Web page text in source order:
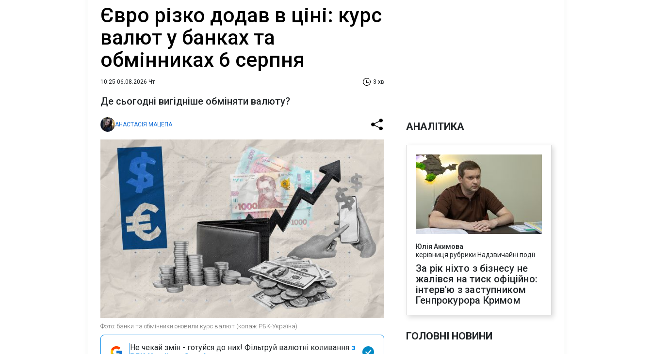
Євро різко додав в ціні: курс
валют у банках та
обмінниках 6 серпня
10:25 06.08.2026 Чт 3 хв
Де сьогодні вигідніше обміняти валюту?
АНАСТАСІЯ МАЦЕПА
Фото: банки та обмінники оновили курс валют (колаж РБК-Україна)
Не чекай змін - готуйся до них! Фільтруй валютні коливання з
АНАЛІТИКА
Юлія Акимова
керівниця рубрики Надзвичайні події
За рік ніхто з бізнесу не
жалівся на тиск офіційно:
інтерв'ю з заступником
Генпрокурора Кримом
ГОЛОВНІ НОВИНИ